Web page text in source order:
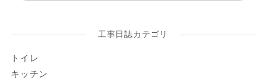
工事日誌カテゴリ
トイレ
キッチン